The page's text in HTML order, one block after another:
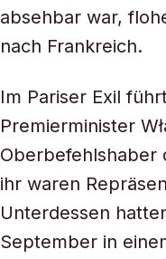
absehbar war,
nach Frankreich.
Im Pariser Exil
Premierminister
Oberbefehlshaber
ihr waren
Unterdessen
September in